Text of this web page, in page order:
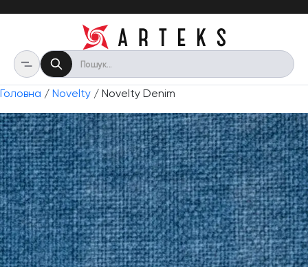
Головна / Novelty / Novelty Denim